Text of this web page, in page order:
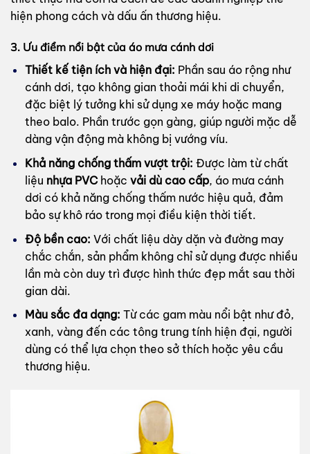
hiện phong cách và dấu ấn thương hiệu.
3. Ưu điểm nổi bật của áo mưa cánh dơi
Thiết kế tiện ích và hiện đại: Phần sau áo rộng như
cánh dơi, tạo không gian thoải mái khi di chuyển,
đặc biệt lý tưởng khi sử dụng xe máy hoặc mang
theo balo. Phần trước gọn gàng, giúp người mặc dễ
dàng vận động mà không bị vướng víu.
Khả năng chống thấm vượt trội: Được làm từ chất
liệu nhựa PVChoặc vải dù cao cấp, áo mưa cánh
dơi có khả năng chống thấm nước hiệu quả, đảm
bảo sự khô ráo trong mọi điều kiện thời tiết.
Độ bền cao: Với chất liệu dày dặn và đường may
chắc chắn, sản phẩm không chỉ sử dụng được nhiều
lần mà còn duy trì được hình thức đẹp mắt sau thời
gian dài.
Màu sắc đa dạng: Từ các gam màu nổi bật như đỏ,
xanh, vàng đến các tông trung tính hiện đại, người
dùng có thể lựa chọn theo sở thích hoặc yêu cầu
thương hiệu.